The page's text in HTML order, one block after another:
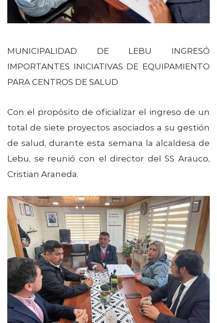
MUNICIPALIDAD DE LEBU INGRESÓ
IMPORTANTES INICIATIVAS DE EQUIPAMIENTO
PARA CENTROS DE SALUD
Con el propósito de oficializar el ingreso de un
total de siete proyectos asociados a su gestión
de salud, durante esta semana la alcaldesa de
Lebu, se reunió con el director del SS Arauco,
Cristian Araneda.